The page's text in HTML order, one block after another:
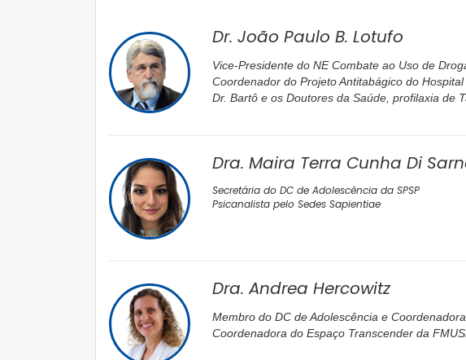
Dr. João Paulo B. Lotufo
Vice-Presidente do NE Combate ao Uso de
Coordenador do Projeto Antitabágico do
Dr. Bartô e os Doutores da Saúde, profilaxia de
Dra. Maira Terra Cunha Di
Secretária do DC de Adolescência da SPSP
Psicanalista pelo Sedes Sapientiae
Dra. Andrea Hercowitz
Membro do DC de Adolescência e
Coordenadora do Espaço Transcender da